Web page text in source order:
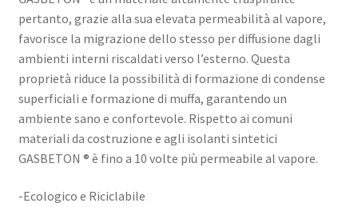
pertanto, grazie alla sua elevata permeabilità al vapore,
favorisce la migrazione dello stesso per diffusione dagli
ambienti interni riscaldati verso l’esterno. Questa
proprietà riduce la possibilità di formazione di condense
superficiali e formazione di muffa, garantendo un
ambiente sano e confortevole. Rispetto ai comuni
materiali da costruzione e agli isolanti sintetici
GASBETON ® è fino a 10 volte più permeabile al vapore.
-Ecologico e Riciclabile